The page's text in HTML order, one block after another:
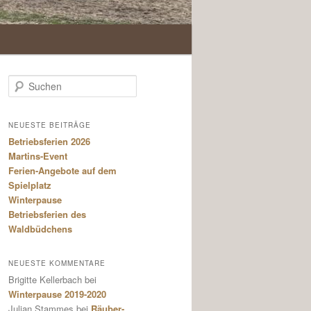
u
h
n
NEUESTE BEITRÄGE
Betriebsferien 2026
Martins-Event
Ferien-Angebote auf dem
Spielplatz
Winterpause
Betriebsferien des
Waldbüdchens
NEUESTE KOMMENTARE
Brigitte Kellerbach bei
Winterpause 2019-2020